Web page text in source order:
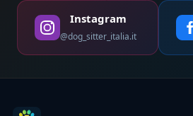
Instagram
@dog_sitter_italia.it